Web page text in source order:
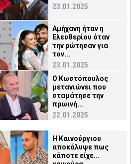
23.01.2025
Αμήχανη ήταν η
Ελευθερίου όταν
την ρώτησαν για
τον...
23.01.2025
Ο Κωστόπουλος
μετανιώνει που
σταμάτησε την
πρωινή...
22.01.2025
Η Καινούργιου
αποκάλυψε πως
κάποτε είχε...